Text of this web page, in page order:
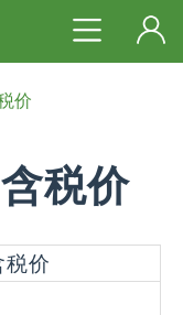
价
税价
价